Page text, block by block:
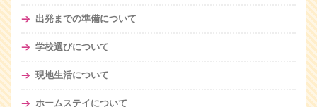
出発までの準備について
学校選びについて
現地生活について
ホームステイについて